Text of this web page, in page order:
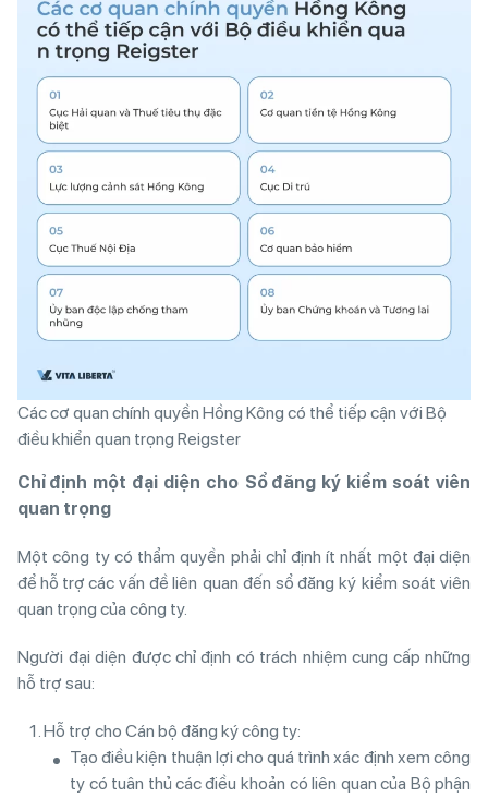
Các cơ quan chính quyền Hồng Kông có thể tiếp cận với Bộ
điều khiển quan trọng Reigster
Chỉ định một đại diện cho Sổ đăng ký kiểm soát viên
quan trọng
Một công ty có thẩm quyền phải chỉ định ít nhất một đại diện
để hỗ trợ các vấn đề liên quan đến sổ đăng ký kiểm soát viên
quan trọng của công ty.
Người đại diện được chỉ định có trách nhiệm cung cấp những
hỗ trợ sau:
Hỗ trợ cho Cán bộ đăng ký công ty:
Tạo điều kiện thuận lợi cho quá trình xác định xem công
ty có tuân thủ các điều khoản có liên quan của Bộ phận